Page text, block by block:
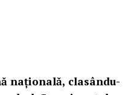
națională, clasându-